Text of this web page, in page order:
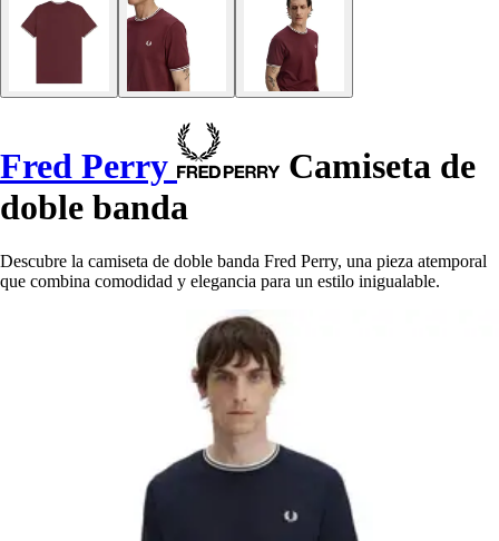
Fred Perry
Camiseta de
doble banda
Descubre la camiseta de doble banda Fred Perry, una pieza atemporal
que combina comodidad y elegancia para un estilo inigualable.